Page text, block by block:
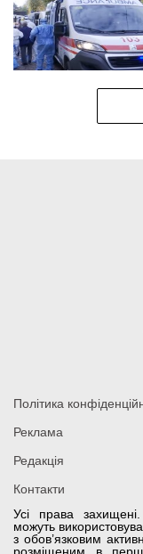
Усі права
можуть
з обов’язковим
розміщеним в
Політика
Реклама
Редакція
Контакти